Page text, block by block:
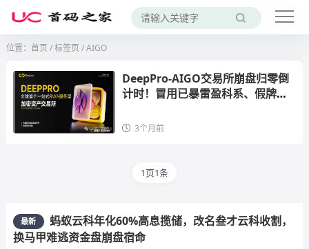
位置： 首页 /标签页 / AIGO
DeepPro-AIGO交易所崩盘归零倒
计时！冒用已暴雷盈科系、假牌照
内盘静等关网，跑路前最后一波疯
3个月前
1页1条
最新
蚂蚁云科年化60%高息揽储，改名叁才云科收割，
换马甲难逃资金盘崩盘宿命